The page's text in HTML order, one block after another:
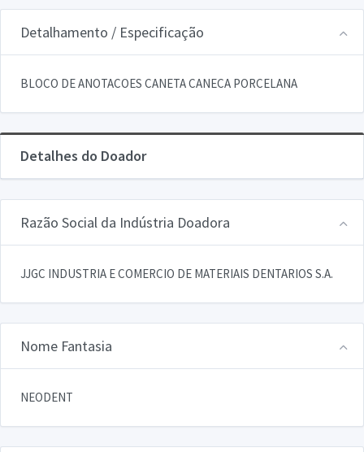
Detalhamento / Especificação
BLOCO DE ANOTACOES CANETA CANECA PORCELANA
Detalhes do Doador
Razão Social da Indústria Doadora
JJGC INDUSTRIA E COMERCIO DE MATERIAIS DENTARIOS S.A.
Nome Fantasia
NEODENT